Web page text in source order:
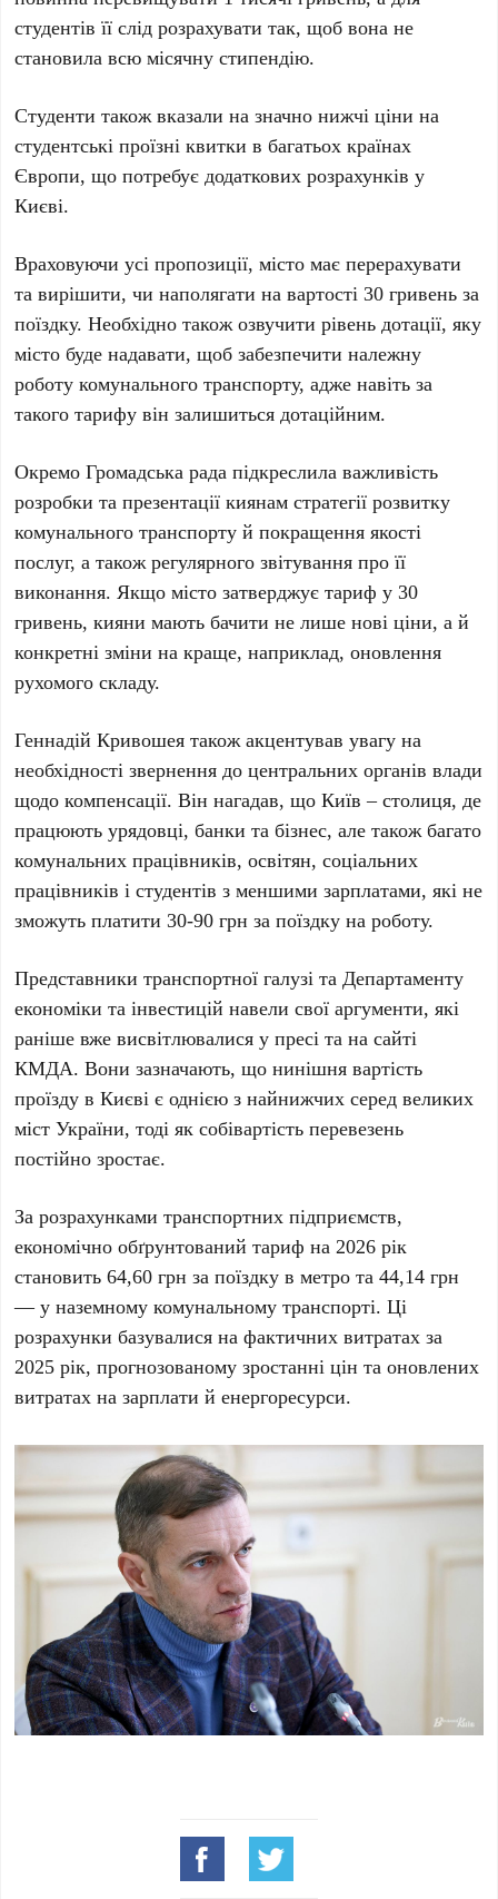
студентів її слід розрахувати так, щоб вона не
становила всю місячну стипендію.
Студенти також вказали на значно нижчі ціни на
студентські проїзні квитки в багатьох країнах
Європи, що потребує додаткових розрахунків у
Києві.
Враховуючи усі пропозиції, місто має перерахувати
та вирішити, чи наполягати на вартості30 гривень за
поїздку. Необхідно також озвучити рівень дотації, яку
місто буде надавати, щоб забезпечити належну
роботу комунального транспорту, адже навіть за
такого тарифу він залишиться дотаційним.
Окремо Громадська рада підкреслила важливість
розробки та презентації киянам стратегії розвитку
комунального транспорту й покращення якості
послуг, а також регулярного звітування про її
виконання. Якщо місто затверджує тариф у30
гривень, кияни мають бачити не лише нові ціни, а й
конкретні зміни на краще, наприклад, оновлення
рухомого складу.
Геннадій Кривошея також акцентував увагу на
необхідності звернення до центральних органів влади
щодо компенсації. Він нагадав, що Київ – столиця, де
працюють урядовці, банки та бізнес, але також багато
комунальних працівників, освітян, соціальних
працівників і студентів з меншими зарплатами, які не
зможуть платити30-90 грн за поїздку на роботу.
Представники транспортної галузі таДепартаменту
економіки та інвестицій навели свої аргументи, які
раніше вже висвітлювалися у пресі та на сайті
КМДА. Вони зазначають, що нинішня вартість
проїзду в Києві є однією з найнижчих серед великих
міст України, тоді як собівартість перевезень
постійно зростає.
За розрахунками транспортних підприємств,
економічно обґрунтований тариф на2026 рік
становить64,60 грн за поїздку в метро та44,14 грн
— у наземному комунальному транспорті. Ці
розрахунки базувалися на фактичних витратах за
2025 рік, прогнозованому зростанні цін та оновлених
витратах на зарплати й енергоресурси.